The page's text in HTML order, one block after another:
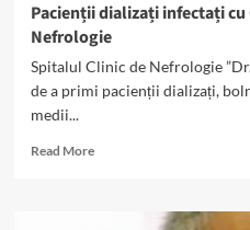
Pacienții dializați infectați cu
Nefrologie
Spitalul Clinic de Nefrologie
de a primi pacienții dializați,
medii...
Read MoreRead